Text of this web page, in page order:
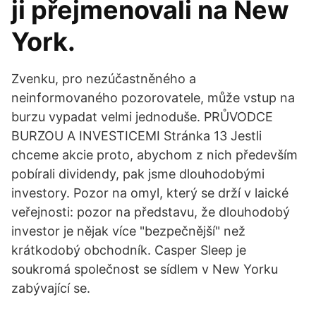
ji přejmenovali na New
York.
Zvenku, pro nezúčastněného a
neinformovaného pozorovatele, může vstup na
burzu vypadat velmi jednoduše. PRŮVODCE
BURZOU A INVESTICEMI Stránka 13 Jestli
chceme akcie proto, abychom z nich především
pobírali dividendy, pak jsme dlouhodobými
investory. Pozor na omyl, který se drží v laické
veřejnosti: pozor na představu, že dlouhodobý
investor je nějak více "bezpečnější" než
krátkodobý obchodník. Casper Sleep je
soukromá společnost se sídlem v New Yorku
zabývající se.